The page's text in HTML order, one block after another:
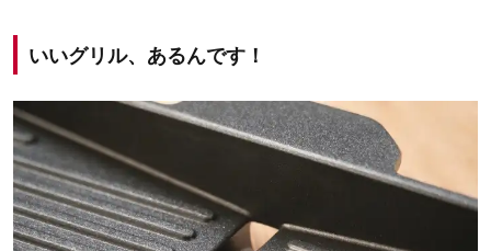
いいグリル、あるんです！